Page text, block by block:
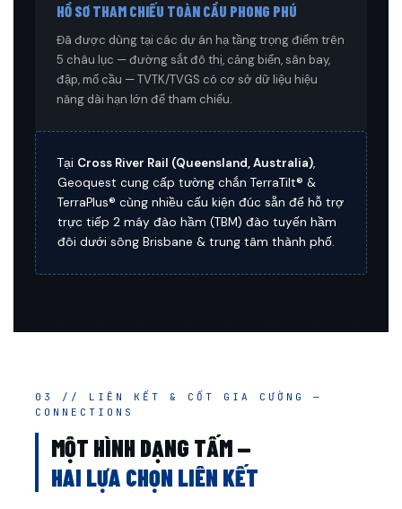
HỒ SƠ THAM CHIẾU TOÀN CẦU PHONG PHÚ
Đã được dùng tại các dự án hạ tầng trọng điểm trên
5 châu lục — đường sắt đô thị, cảng biển, sân bay,
đập, mố cầu — TVTK/TVGS có cơ sở dữ liệu hiệu
năng dài hạn lớn để tham chiếu.
Tại Cross River Rail (Queensland, Australia),
Geoquest cung cấp tường chắn TerraTilt® &
TerraPlus® cùng nhiều cấu kiện đúc sẵn để hỗ trợ
trực tiếp 2 máy đào hầm (TBM) đào tuyến hầm
đôi dưới sông Brisbane & trung tâm thành phố.
03 // LIÊN KẾT & CỐT GIA CƯỜNG —
CONNECTIONS
MỘT HÌNH DẠNG TẤM —
HAI LỰA CHỌN LIÊN KẾT